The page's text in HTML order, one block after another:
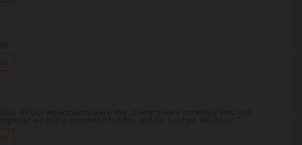
All our expectations were met. Owners were incredibly kind and
we had a wonderful holiday, and for sure we will return.”